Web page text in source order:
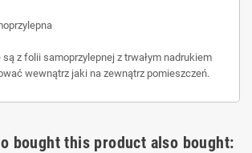
z folii samoprzylepnej z trwałym nadrukiem
wewnątrz jaki na zewnątrz pomieszczeń.
bought this product also bought: